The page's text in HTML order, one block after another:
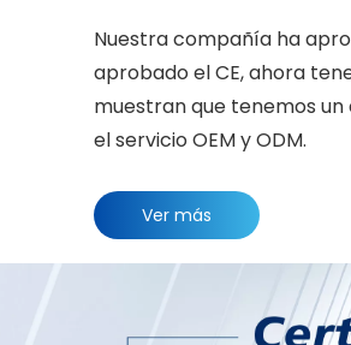
Nuestra compañía ha
aprobado el CE, ahora
muestran que tenemos un
el servicio OEM y ODM.
Ver más